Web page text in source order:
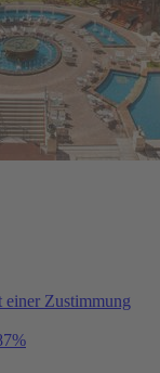
einer Zustimmung